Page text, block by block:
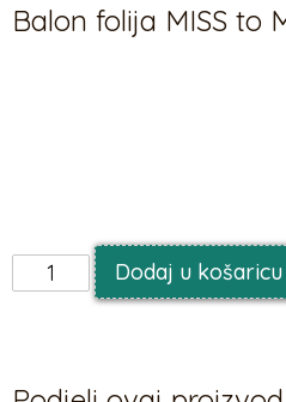
Balon folija MISS to
Dodaj u košaricu